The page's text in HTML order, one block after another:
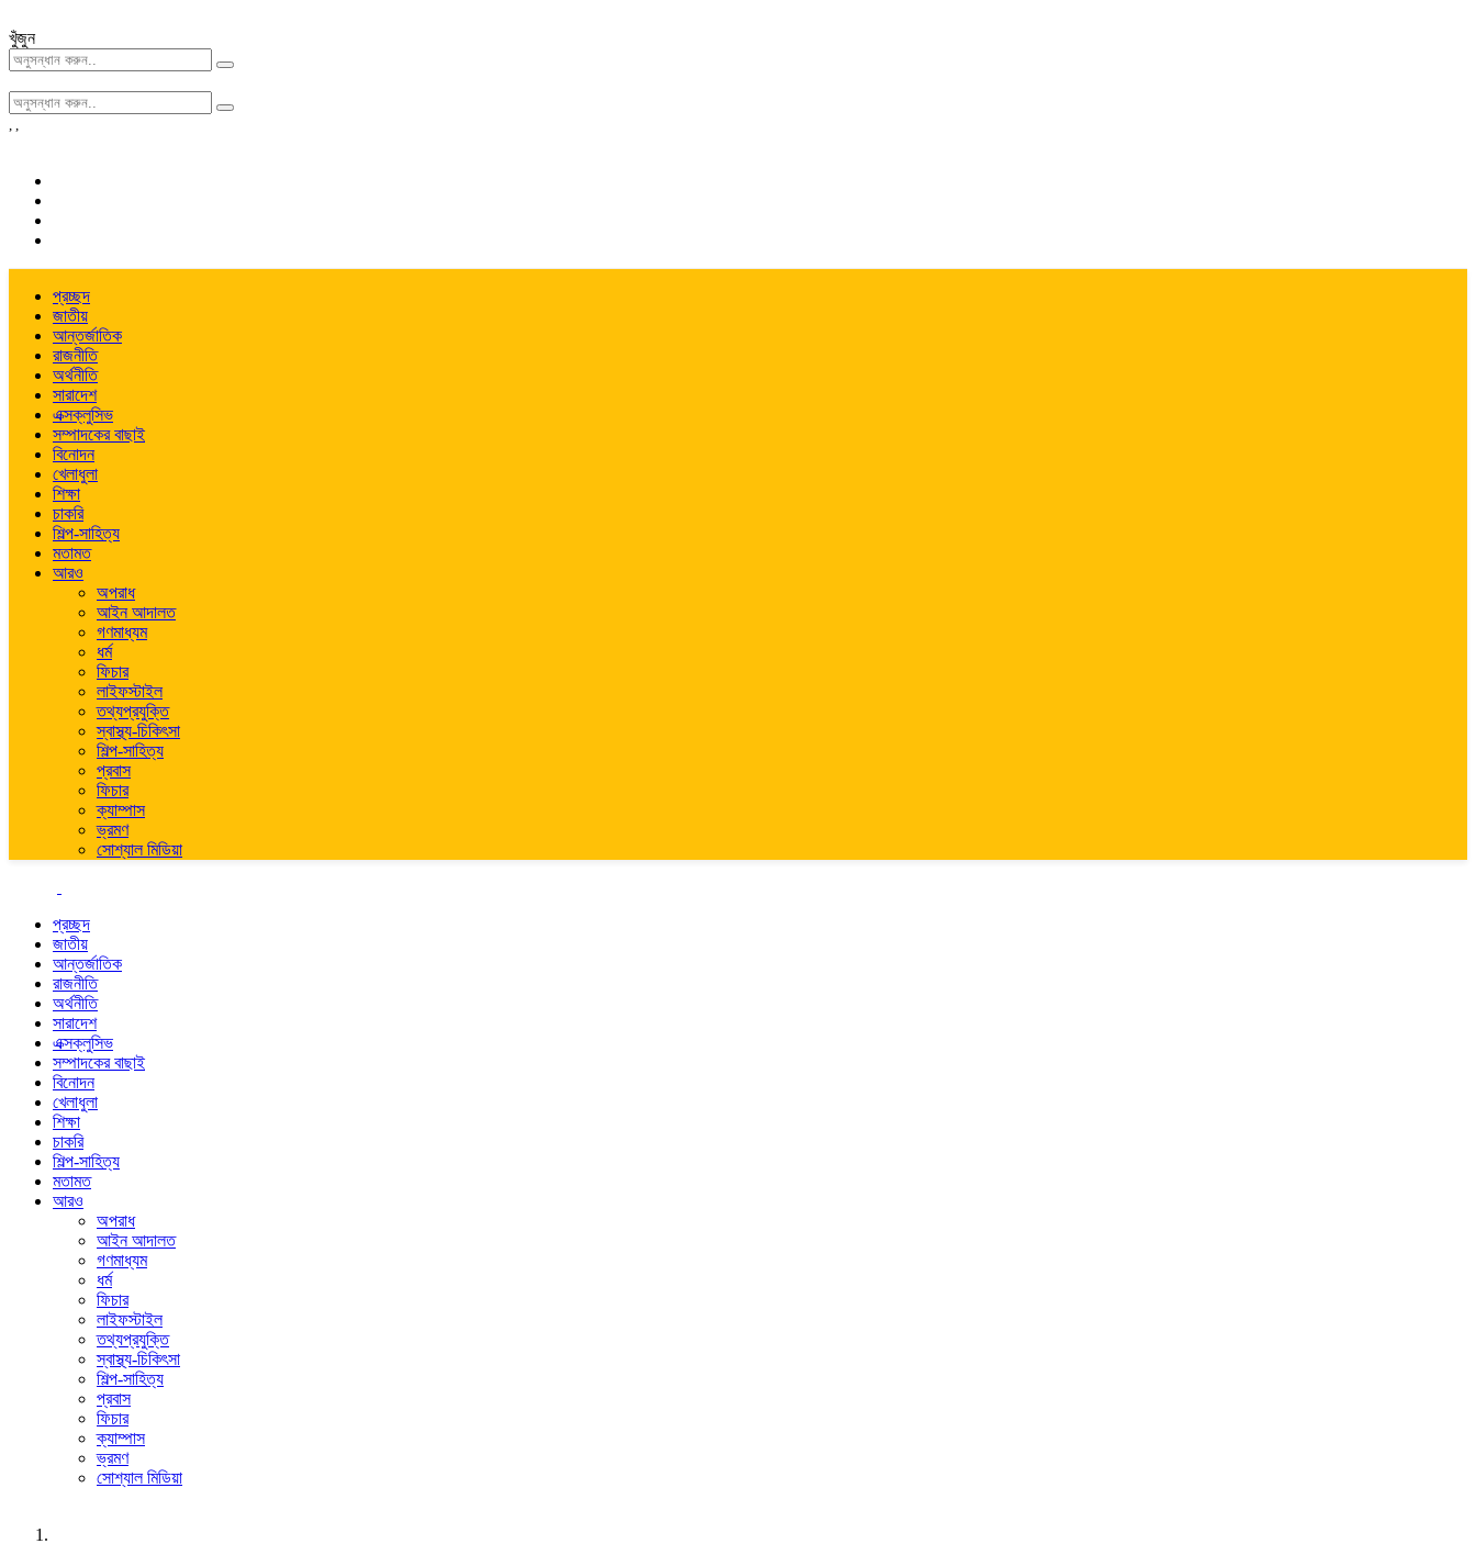
খুঁজুন
, ,
প্রচ্ছদ
জাতীয়
আন্তর্জাতিক
রাজনীতি
অর্থনীতি
সারাদেশ
এক্সক্লুসিভ
সম্পাদকের বাছাই
বিনোদন
খেলাধুলা
শিক্ষা
চাকরি
শিল্প-সাহিত্য
মতামত
আরও
অপরাধ
আইন আদালত
গণমাধ্যম
ধর্ম
ফিচার
লাইফস্টাইল
তথ্যপ্রযুক্তি
স্বাস্থ্য-চিকিৎসা
শিল্প-সাহিত্য
প্রবাস
ফিচার
ক্যাম্পাস
ভ্রমণ
সোশ্যাল মিডিয়া
প্রচ্ছদ
জাতীয়
আন্তর্জাতিক
রাজনীতি
অর্থনীতি
সারাদেশ
এক্সক্লুসিভ
সম্পাদকের বাছাই
বিনোদন
খেলাধুলা
শিক্ষা
চাকরি
শিল্প-সাহিত্য
মতামত
আরও
অপরাধ
আইন আদালত
গণমাধ্যম
ধর্ম
ফিচার
লাইফস্টাইল
তথ্যপ্রযুক্তি
স্বাস্থ্য-চিকিৎসা
শিল্প-সাহিত্য
প্রবাস
ফিচার
ক্যাম্পাস
ভ্রমণ
সোশ্যাল মিডিয়া